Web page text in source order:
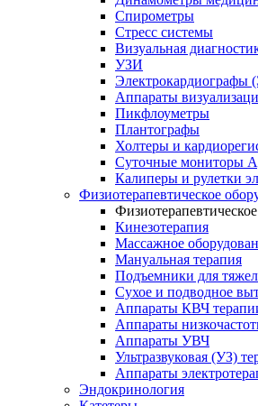
Спирометры
Стресс системы
Визуальная
УЗИ
Электрокардиографы
Аппараты
Пикфлоуметры
Плантографы
Холтеры и
Суточные мониторы
Калиперы и рулетки
Физиотерапевтическое
Кинезотерапия
Массажное
Мануальная терапия
Подъемники для
Сухое и подводное
Аппараты КВЧ
Аппараты
Аппараты УВЧ
Ультразвуковая (УЗ)
Аппараты
Эндокринология